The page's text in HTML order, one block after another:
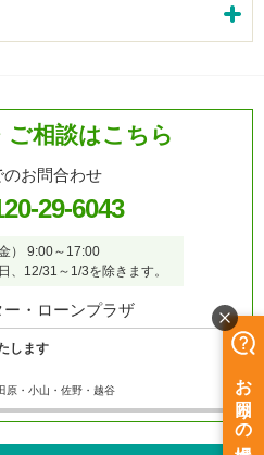
ご相談はこちら
のお問合わせ
29-6043
）
9:00～17:00
、12/31～1/3を除きます。
ー・ローンプラザ
します
原・小山・ 佐野・越谷